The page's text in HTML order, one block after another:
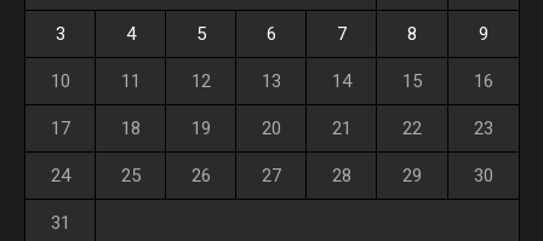
3 4 5 6 7 8 9
10 11 12 13 14 15 16
17 18 19 20 21 22 23
24 25 26 27 28 29 30
31